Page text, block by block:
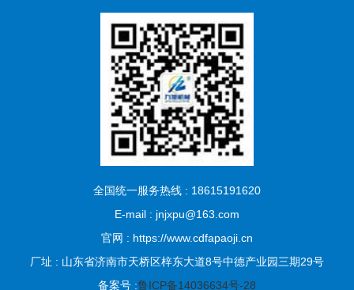
全国统一服务热线 : 18615191620
E-mail : jnjxpu@163.com
官网 : https://www.cdfapaoji.cn
厂址 : 山东省济南市天桥区梓东大道8号中德产业园三期29号
备案号 :鲁ICP备14036634号-28